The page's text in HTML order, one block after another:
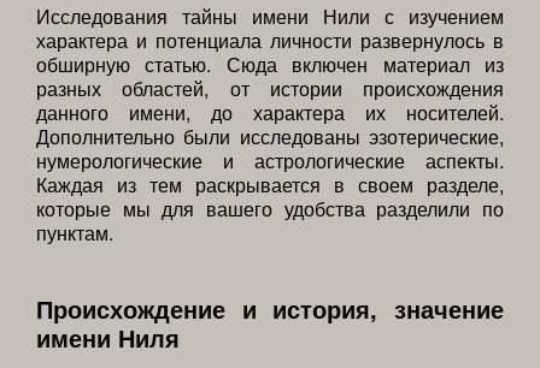
Исследования тайны имени Нили с изучением
характера и потенциала личности развернулось в
обширную статью. Сюда включен материал из
разных областей, от истории происхождения
данного имени, до характера их носителей.
Дополнительно были исследованы эзотерические,
нумерологические и астрологические аспекты.
Каждая из тем раскрывается в своем разделе,
которые мы для вашего удобства разделили по
пунктам.
Происхождение и история, значение
имени Ниля